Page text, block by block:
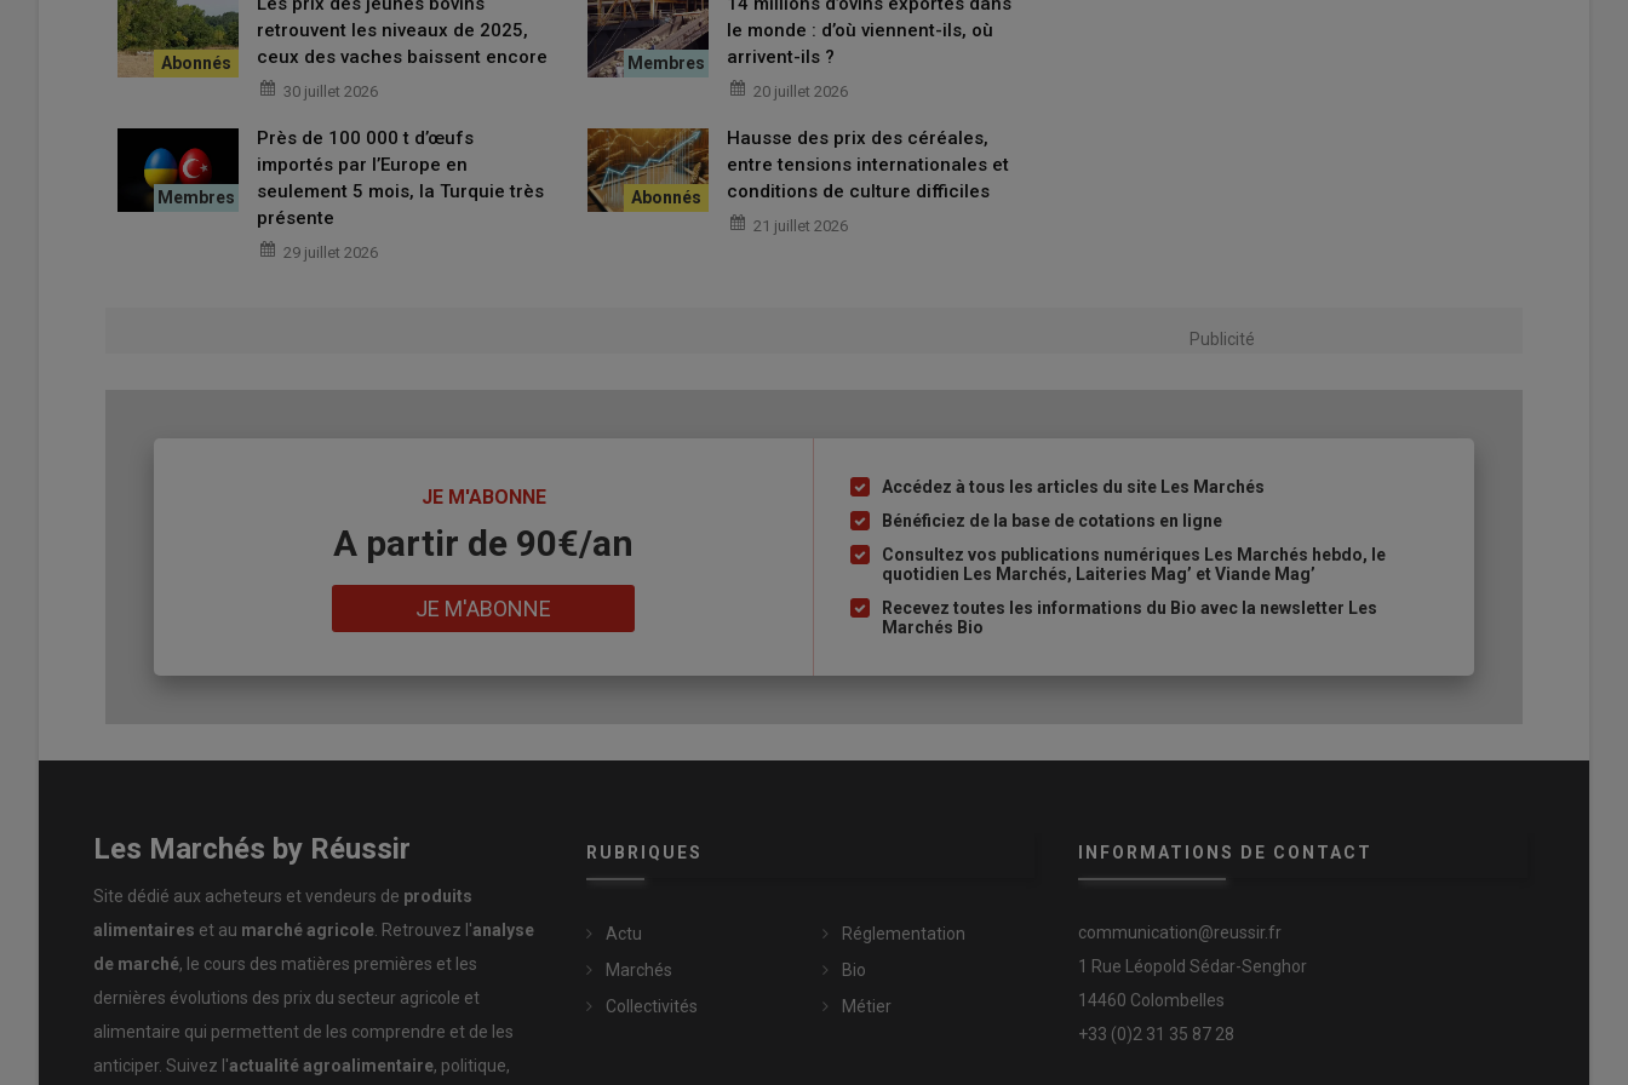
Syndilait explique que les
laits premiers prix, vendus en moyenne à 92 ct/litre
d’investir. À noter par ailleurs, le lait liquide conditionné est particulièrement sensible aux coûts de transport, tant pour
la collecte du lait que pour l’acheminement des briques ou bouteilles vers la distribution et
donc défavorable.
Le lait jouit d’une bonne image
d’années, l’organisation professionnelle avance le recul du petit-déjeuner, la baisse du nombre d’enfants ou encore le
retrouvent les niveaux de 2025,
ceux des vaches baissent encore
30 juillet 2026
le monde : d’où viennent-ils, où
arrivent-ils ?
20 juillet 2026
Près de 100 000 t d’œufs
importés par l’Europe en
seulement 5 mois, la Turquie très
présente
29 juillet 2026
Hausse des prix des céréales,
entre tensions internationales et
conditions de culture difficiles
21 juillet 2026
Publicité
JE M'ABONNE
A partir de 90€/an
JE M'ABONNE
Liste
à
puce
Accédez à tous les articles du site Les Marchés
Bénéficiez de la base de cotations en ligne
Consultez vos publications numériques Les Marchés hebdo, le
quotidien Les Marchés, Laiteries Mag’ et Viande Mag’
Recevez toutes les informations du Bio avec la newsletter Les
Marchés Bio
Les Marchés by Réussir
Site dédié aux acheteurs et vendeurs de produits
alimentaires et au marché agricole . Retrouvez l'analyse
de marché, le cours des matières premières et les
dernières évolutions des prix du secteur agricole et
alimentaire qui permettent de les comprendre et de les
anticiper. Suivez l'actualité agroalimentaire, politique,
RUBRIQUES
Actu
Marchés
Collectivités
Réglementation
Bio
Métier
INFORMATIONS DE CONTACT
communication@reussir.fr
1 Rue Léopold Sédar-Senghor
14460 Colombelles
+33 (0)2 31 35 87 28